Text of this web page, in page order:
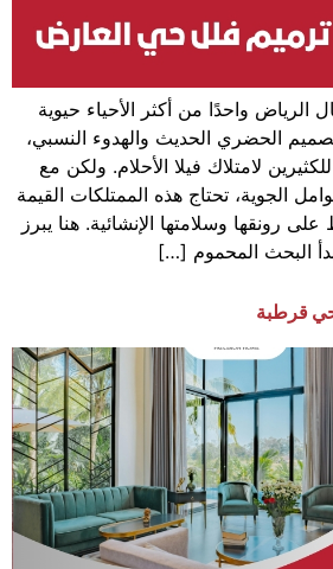
واحدًا من أكثر الأحياء حيوية
الحضري الحديث والهدوء النسبي،
لامتلاك فيلا الأحلام. ولكن مع
الجوية، تحتاج هذه الممتلكات القيمة
رونقها وسلامتها الإنشائية. هنا يبرز
البحث المحموم […]
قرطبة